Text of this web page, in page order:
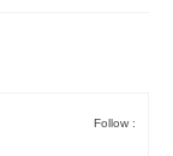
Follow :